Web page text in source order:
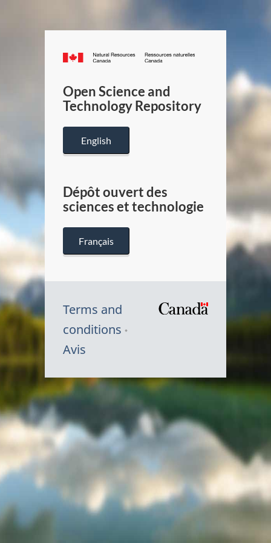
Canada.ca
/
Canada
Open Science and
Technology Repository
English
Dépôt ouvert des
sciences et technologie
Français
Terms and
conditions
Avis
Symbole
du